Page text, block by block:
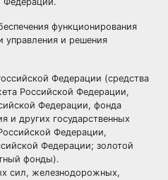
функционирования
управления и решения
Федерации (средства
Российской Федерации,
Федерации, фонда
и других государственных
Федерации,
Федерации; золотой
фонды).
сил, железнодорожных,